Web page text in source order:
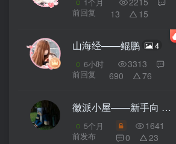
1个月
前回复
13
15
山海经——鲲鹏 4
6小时
前回复
3313
690
76
徽派小屋——新手向
5个月
前发布
1641
0
23